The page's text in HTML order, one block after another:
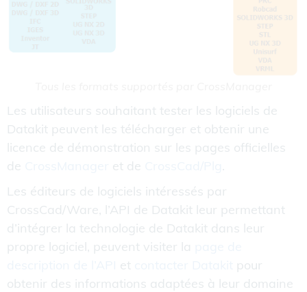
Les utilisateurs souhaitant tester les logiciels de
Datakit peuvent les télécharger et obtenir une
licence de démonstration sur les pages officielles
de
et de
.
Les éditeurs de logiciels intéressés par
CrossCad/Ware, l’API de Datakit leur permettant
d’intégrer la technologie de Datakit dans leur
propre logiciel, peuvent visiter la
et
pour
obtenir des informations adaptées à leur domaine